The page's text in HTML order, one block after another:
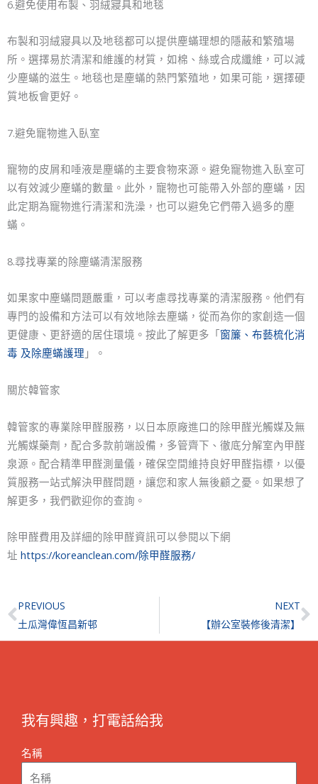
6.避免使用布製、羽絨寢具和地毯
布製和羽絨寢具以及地毯都可以提供塵蟎理想的隱蔽和繁殖場
所。選擇易於清潔和維護的材質，如棉、絲或合成纖維，可以減
少塵蟎的滋生。地毯也是塵蟎的熱門繁殖地，如果可能，選擇硬
質地板會更好。
7.避免寵物進入臥室
寵物的皮屑和唾液是塵蟎的主要食物來源。避免寵物進入臥室可
以有效減少塵蟎的數量。此外，寵物也可能帶入外部的塵蟎，因
此定期為寵物進行清潔和洗澡，也可以避免它們帶入過多的塵
蟎。
8.尋找專業的除塵蟎清潔服務
如果家中塵蟎問題嚴重，可以考慮尋找專業的清潔服務。他們有
專門的設備和方法可以有效地除去塵蟎，從而為你的家創造一個
更健康、更舒適的居住環境。按此了解更多「窗簾、布藝梳化消
毒 及除塵蟎護理 」。
關於韓管家
韓管家的專業除甲醛服務，以日本原廠進口的除甲醛光觸媒及無
光觸媒藥劑，配合多款前端設備，多管齊下、徹底分解室內甲醛
泉源。配合精準甲醛測量儀，確保空間維持良好甲醛指標，以優
質服務一站式解決甲醛問題，讓您和家人無後顧之憂。如果想了
解更多，我們歡迎你的查詢。
除甲醛費用及詳細的除甲醛資訊可以參閱以下網
址 https://koreanclean.com/除甲醛服務/
Prev
PREVIOUS
土瓜灣偉恆昌新邨
NEXT
【辦公室裝修後清潔】
我有興趣，打電話給我
名稱